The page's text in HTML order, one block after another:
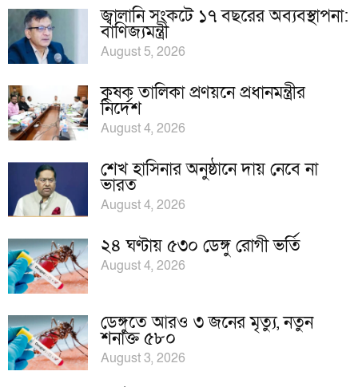
জ্বালানি সংকটে ১৭ বছরের অব্যবস্থাপনা:
বাণিজ্যমন্ত্রী
August 5, 2026
কৃষক তালিকা প্রণয়নে প্রধানমন্ত্রীর
নির্দেশ
August 4, 2026
শেখ হাসিনার অনুষ্ঠানে দায় নেবে না
ভারত
August 4, 2026
২৪ ঘণ্টায় ৫৩০ ডেঙ্গু রোগী ভর্তি
August 4, 2026
ডেঙ্গুতে আরও ৩ জনের মৃত্যু, নতুন
শনাক্ত ৫৮০
August 3, 2026